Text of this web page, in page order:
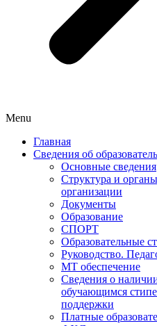
Menu
Главная
Сведения об
Основные сведения
Структура и
организации
Документы
Образование
СПОРТ
Образовательные
Руководство.
МТ обеспечение
Сведения о
обучающимся
поддержки
Платные